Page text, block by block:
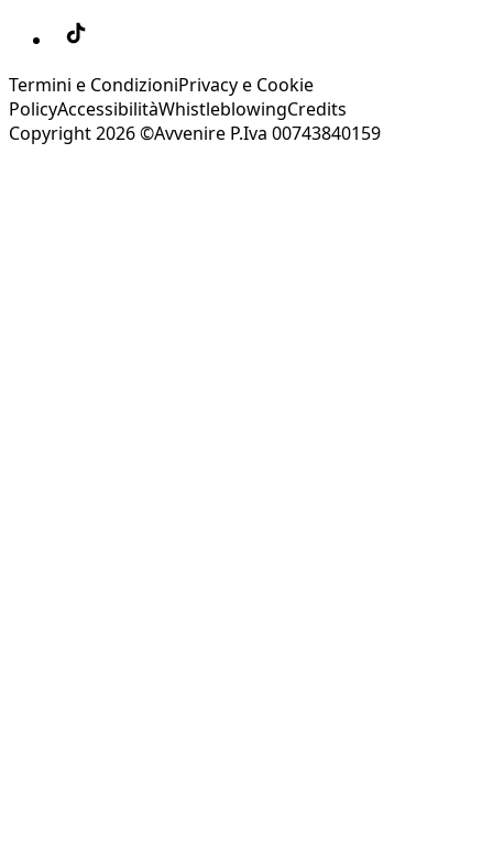
Termini e CondizioniPrivacy e Cookie
PolicyAccessibilitàWhistleblowingCredits
Copyright 2026 ©Avvenire P.Iva 00743840159